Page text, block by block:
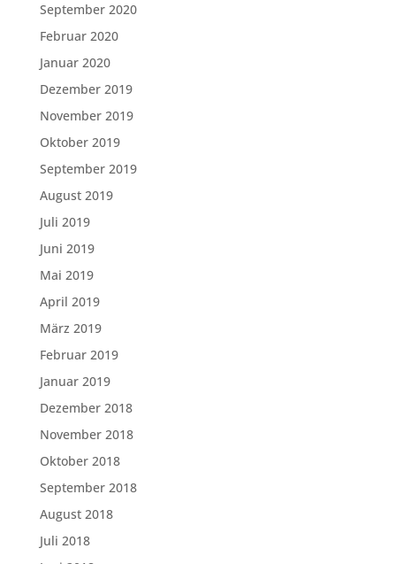
September 2020
Februar 2020
Januar 2020
Dezember 2019
November 2019
Oktober 2019
September 2019
August 2019
Juli 2019
Juni 2019
Mai 2019
April 2019
März 2019
Februar 2019
Januar 2019
Dezember 2018
November 2018
Oktober 2018
September 2018
August 2018
Juli 2018